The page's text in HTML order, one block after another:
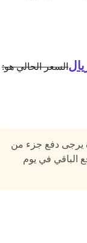
السعر الحالي هو:
دفع جزء من
في يوم